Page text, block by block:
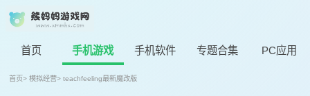
首页 手机游戏 手机软件 专题合集 PC应用
首页> 模拟经营> teachfeeling最新魔改版